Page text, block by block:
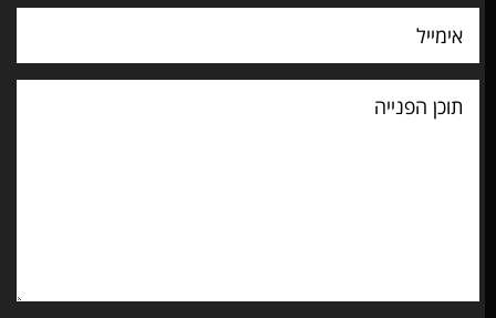
תוכן
הפנייה